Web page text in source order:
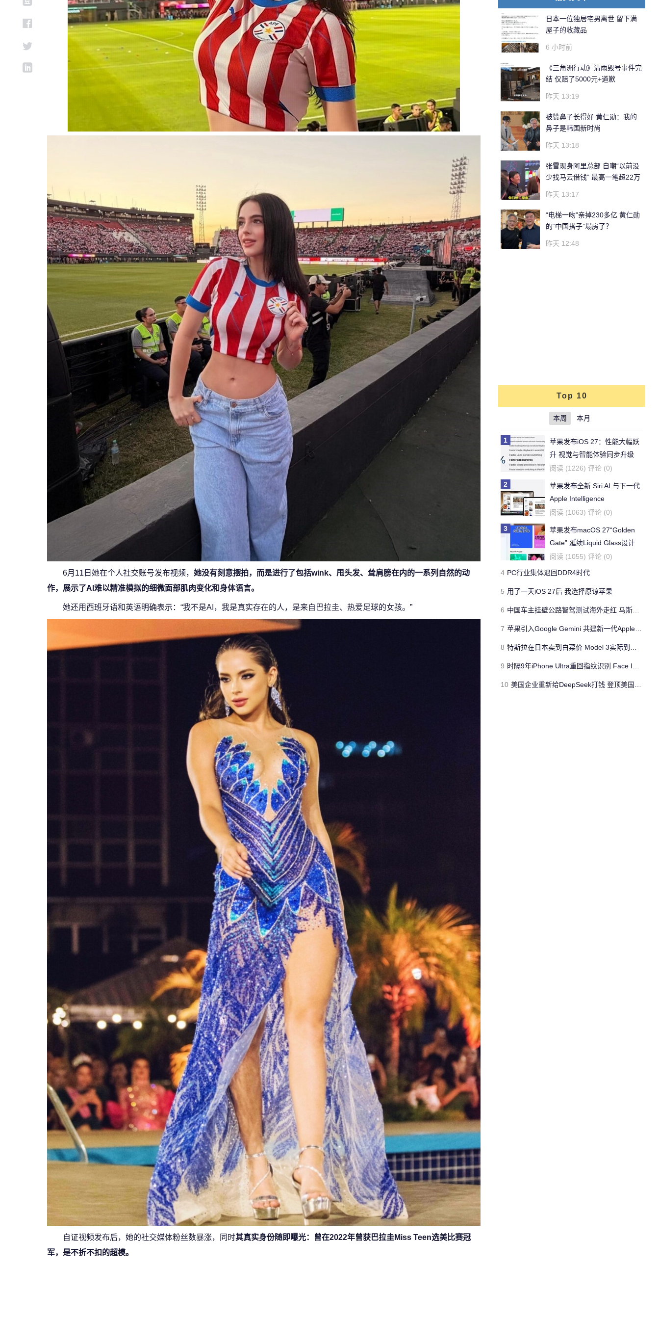
6月11日她在个人社交账号发布视频， 她没有刻意摆拍，而是进行了包括wink、甩头发、耸肩膀在内的一系列自然的动
作，展示了AI难以精准模拟的细微面部肌肉变化和身体语言。
她还用西班牙语和英语明确表示：“我不是AI，我是真实存在的人，是来自巴拉圭、热爱足球的女孩。”
自证视频发布后，她的社交媒体粉丝数暴涨，同时其真实身份随即曝光：曾在2022年曾获巴拉圭Miss Teen选美比赛冠
军，是不折不扣的超模。
日本一位独居宅男离世 留下满
屋子的收藏品
6 小时前
《三角洲行动》清雨毁号事件完
结 仅赔了5000元+道歉
昨天 13:19
被赞鼻子长得好 黄仁勋：我的
鼻子是韩国新时尚
昨天 13:18
张雪现身阿里总部 自嘲“以前没
少找马云借钱” 最高一笔超22万
昨天 13:17
“电梯一吻”亲掉230多亿 黄仁勋
的“中国搭子”塌房了？
昨天 12:48
Top 10
本周 本月
1
苹果发布iOS 27：性能大幅跃
升 视觉与智能体验同步升级
阅读 (1226) 评论 (0)
2
苹果发布全新 Siri AI 与下一代
Apple Intelligence
阅读 (1063) 评论 (0)
3
苹果发布macOS 27“Golden
Gate” 延续Liquid Glass设计
全面淘汰英特尔架构
阅读 (1055) 评论 (0)
4 PC行业集体退回DDR4时代
5 用了一天iOS 27后 我选择原谅苹果
6 中国车主挂壁公路智驾测试海外走红 马斯克转发
7 苹果引入Google Gemini 共建新一代Apple Intelligence架构
8 特斯拉在日本卖到白菜价 Model 3实际到手仅需13.4万元
9 时隔9年iPhone Ultra重回指纹识别 Face ID遭抛弃
10 美国企业重新给DeepSeek打钱 登顶美国企业新增采购榜